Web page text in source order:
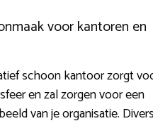
voor kantoren en
schoon kantoor zorgt
en zal zorgen voor een
van je organisatie.